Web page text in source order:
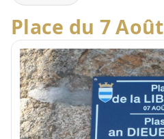
Place du 7 Août